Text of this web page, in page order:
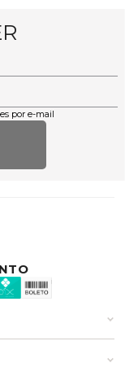
por e-mail